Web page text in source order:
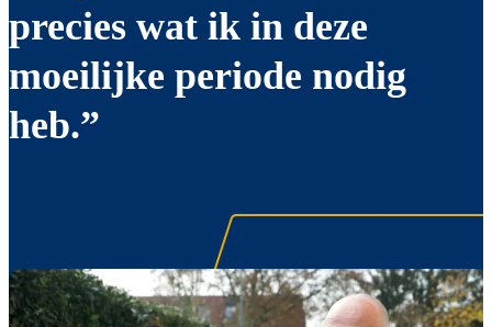
precies wat ik in deze
moeilijke periode nodig
heb.”